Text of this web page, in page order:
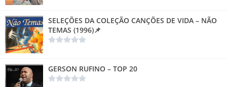
SELEÇÕES DA COLEÇÃO CANÇÕES DE VIDA – NÃO
TEMAS (1996)📌
GERSON RUFINO – TOP 20